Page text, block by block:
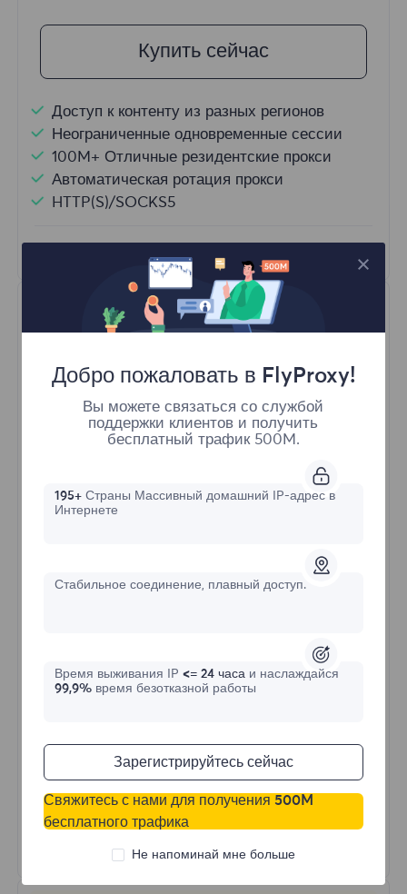
Купить сейчас
Доступ к контенту из разных регионов
Неограниченные одновременные сессии
100M+ Отличные резидентские прокси
Автоматическая ротация прокси
HTTP(S)/SOCKS5
Неограниченные резидентные
Стартовая форма
Неограниченное использование трафика
Случайная страна
Реальный динамический резидентский
прокси
Узнать больше
Добро пожаловать в FlyProxy!
Вы можете связаться со службой
поддержки клиентов и получить
бесплатный трафик 500M.
195+Страны Массивный домашний IP-адрес в
Интернете
Стабильное соединение, плавный доступ.
Время выживания IP <= 24 часа и наслаждайся
99,9%время безотказной работы
Зарегистрируйтесь сейчас
Свяжитесь с нами для получения 500M
бесплатного трафика
Не напоминай мне больше